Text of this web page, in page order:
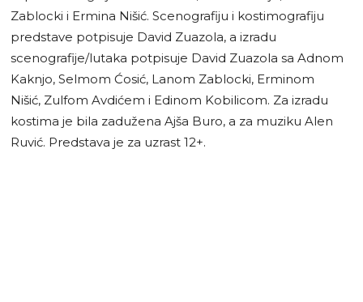
Zablocki i Ermina Nišić. Scenografiju i kostimografiju
predstave potpisuje David Zuazola, a izradu
scenografije/lutaka potpisuje David Zuazola sa Adnom
Kaknjo, Selmom Ćosić, Lanom Zablocki, Erminom
Nišić, Zulfom Avdićem i Edinom Kobilicom. Za izradu
kostima je bila zadužena Ajša Buro, a za muziku Alen
Ruvić. Predstava je za uzrast 12+.